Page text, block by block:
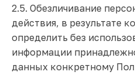
2.5. Обезличивание
действия, в результате
определить без
информации
данных конкретному